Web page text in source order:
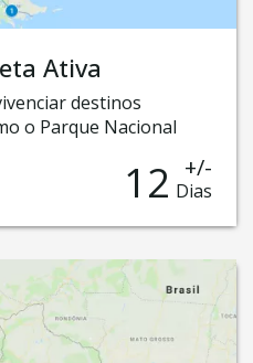
Ativa
destinos
o Parque Nacional
Glaciar Perito
do mundo. E ainda vai
em El Chaltén, a
com seu monte Fitz
12 +/-
Dias